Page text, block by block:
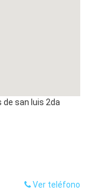
13.Consultoría,
con Elementos
san luis 2da
Ver teléfono